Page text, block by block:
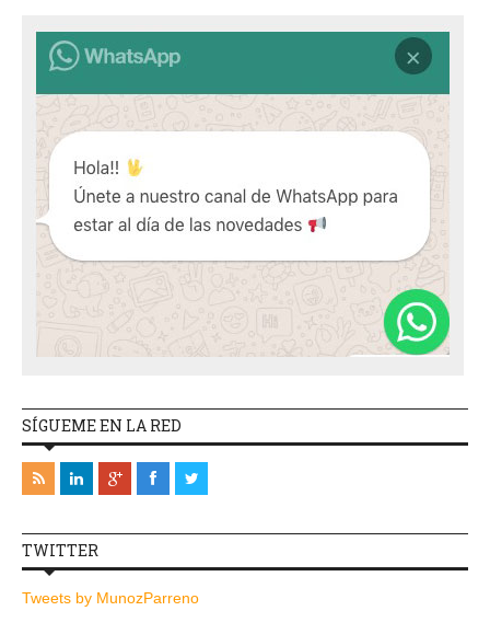
SÍGUEME EN LA RED
TWITTER
Tweets by MunozParreno